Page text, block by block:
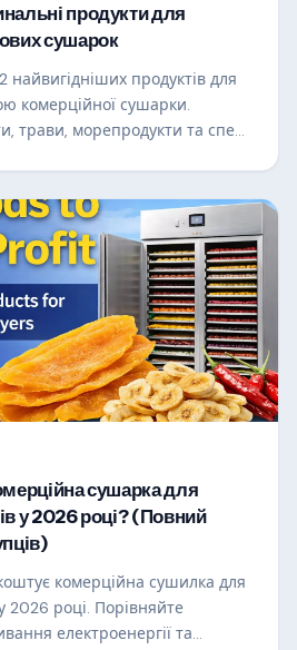
продукти для
сушарок
найвигідніших продуктів для
комерційної сушарки.
трави, морепродукти та спеції
сушарка для
у 2026 році? (Повний
комерційна сушилка для
2026 році. Порівняйте
електроенергії та